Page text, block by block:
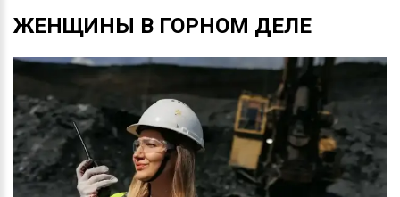
ЖЕНЩИНЫ В ГОРНОМ ДЕЛЕ